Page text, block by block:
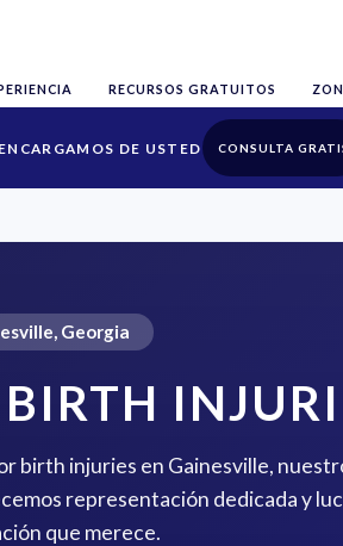
RECURSOS GRATUITOS
CONSULTA
Georgia
birth injuries en Gainesville,
representación dedicada y
que merece.